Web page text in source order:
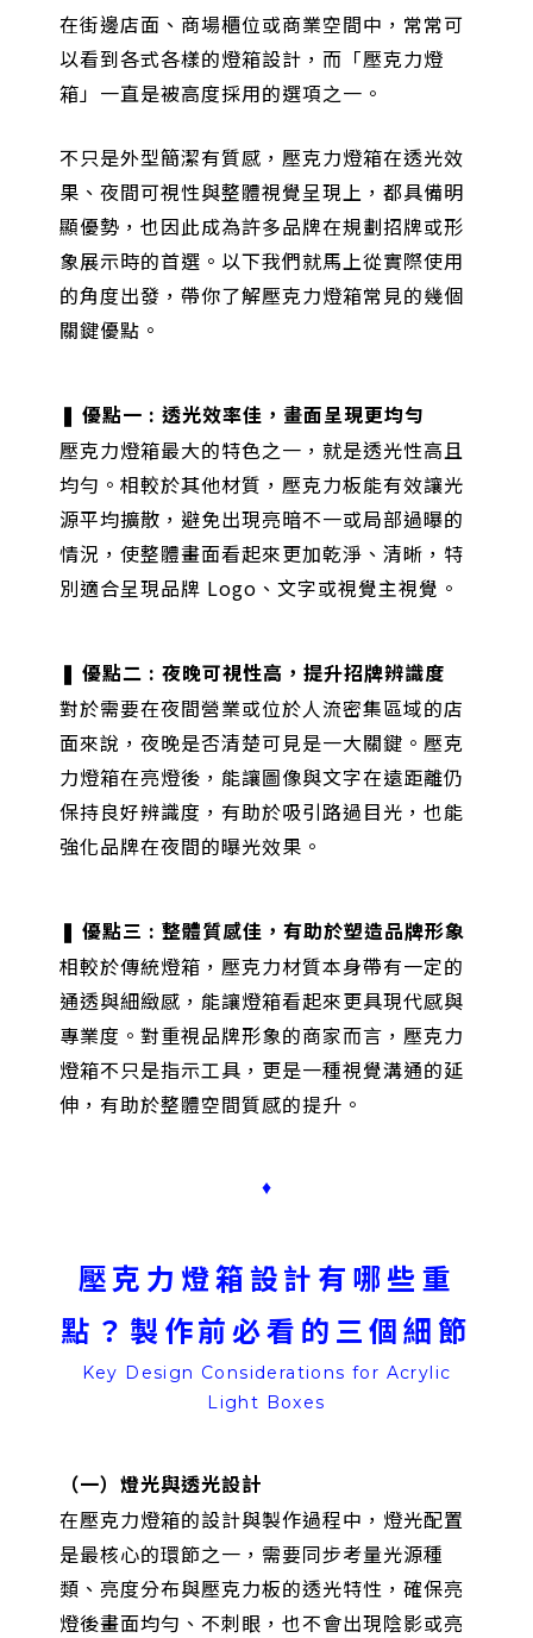
在街邊店面、商場櫃位或商業空間中，常常可
以看到各式各樣的燈箱設計，而「壓克力燈
箱」一直是被高度採用的選項之一。
不只是外型簡潔有質感，壓克力燈箱在透光效
果、夜間可視性與整體視覺呈現上，都具備明
顯優勢，也因此成為許多品牌在規劃招牌或形
象展示時的首選。以下我們就馬上從實際使用
的角度出發，帶你了解壓克力燈箱常見的幾個
關鍵優點。
❚ 優點一 : 透光效率佳，畫面呈現更均勻
壓克力燈箱最大的特色之一，就是透光性高且
均勻。相較於其他材質，壓克力板能有效讓光
源平均擴散，避免出現亮暗不一或局部過曝的
情況，使整體畫面看起來更加乾淨、清晰，特
別適合呈現品牌 Logo、文字或視覺主視覺。
❚ 優點二 : 夜晚可視性高，提升招牌辨識度
對於需要在夜間營業或位於人流密集區域的店
面來說，夜晚是否清楚可見是一大關鍵。壓克
力燈箱在亮燈後，能讓圖像與文字在遠距離仍
保持良好辨識度，有助於吸引路過目光，也能
強化品牌在夜間的曝光效果。
❚ 優點三 : 整體質感佳，有助於塑造品牌形象
相較於傳統燈箱，壓克力材質本身帶有一定的
通透與細緻感，能讓燈箱看起來更具現代感與
專業度。對重視品牌形象的商家而言，壓克力
燈箱不只是指示工具，更是一種視覺溝通的延
伸，有助於整體空間質感的提升。
♦
壓克力燈箱設計有哪些重
點？製作前必看的三個細節
Key Design Considerations for Acrylic
Light Boxes
（一）燈光與透光設計
在壓克力燈箱的設計與製作過程中，燈光配置
是最核心的環節之一，需要同步考量光源種
類、亮度分布與壓克力板的透光特性，確保亮
燈後畫面均勻、不刺眼，也不會出現陰影或亮